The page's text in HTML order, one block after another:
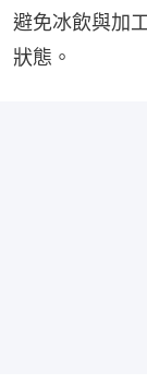
避免冰飲與加
狀態。